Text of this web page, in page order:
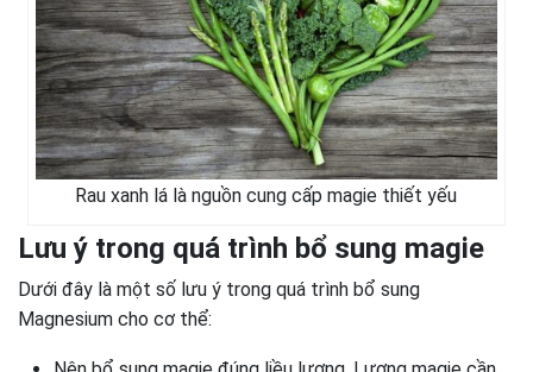
Rau xanh lá là nguồn cung cấp magie thiết yếu
Lưu ý trong quá trình bổ sung magie
Dưới đây là một số lưu ý trong quá trình bổ sung
Magnesium cho cơ thể: